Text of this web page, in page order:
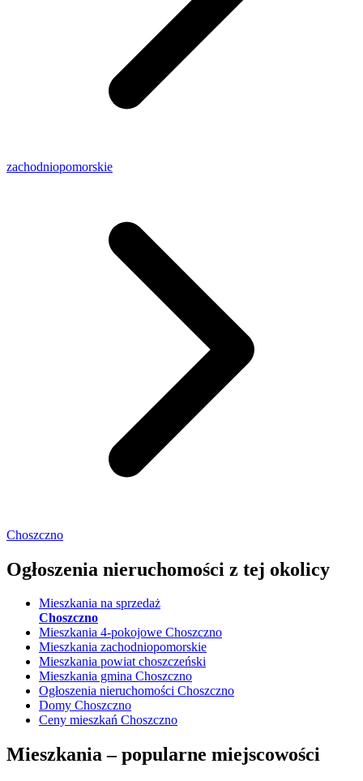
zachodniopomorskie
Choszczno
Ogłoszenia nieruchomości z tej okolicy
Mieszkania na sprzedaż
Choszczno
Mieszkania 4-pokojowe Choszczno
Mieszkania zachodniopomorskie
Mieszkania powiat choszczeński
Mieszkania gmina Choszczno
Ogłoszenia nieruchomości Choszczno
Domy Choszczno
Ceny mieszkań Choszczno
Mieszkania –popularne miejscowości